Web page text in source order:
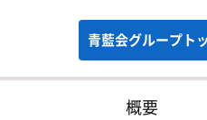
青藍会グループト
概要